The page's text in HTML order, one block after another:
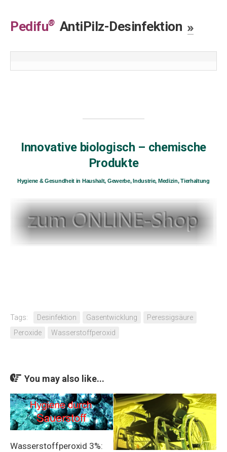
Pedifu® AntiPilz-Desinfektion
Innovative biologisch – chemische
Produkte
Hygiene & Gesundheit in Haushalt, Gewerbe, Industrie, Medizin, Tierhaltung
Tags: Desinfektion Gasentwicklung
Peressigsäure
Peroxide
Wasserstoffperoxid
You may also like...
Wasserstoffperoxid 3%: